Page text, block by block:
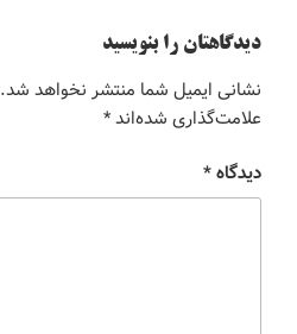
دیدگاهتان را بنویسید
نشانی ایمیل شما منتشر نخواهد شد.
علامت‌گذاری شده‌اند*
دیدگاه*